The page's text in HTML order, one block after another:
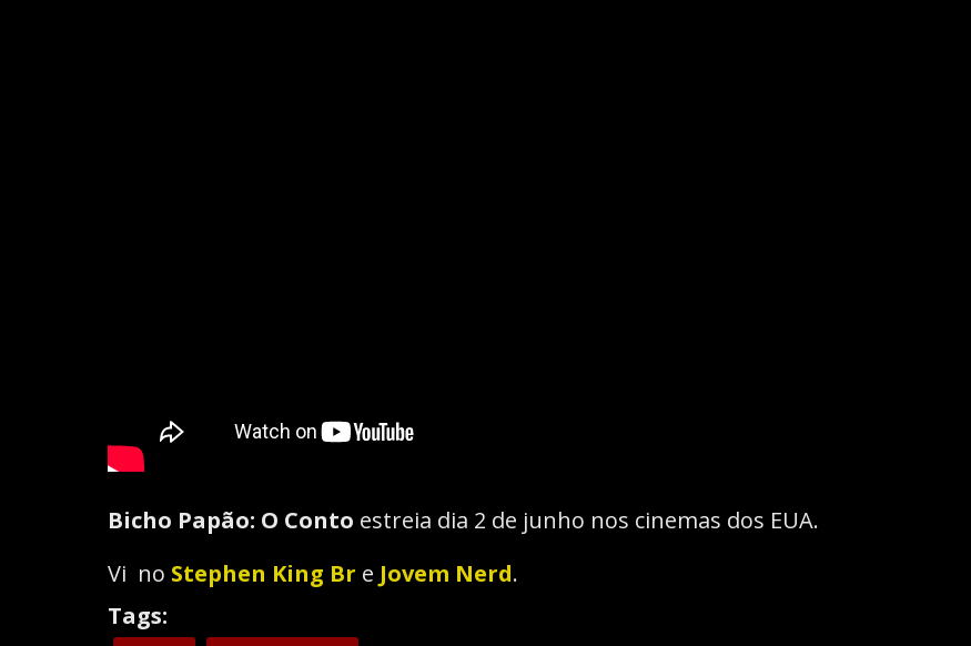
Bicho Papão: O Conto estreia dia 2 de junho nos cinemas dos EUA.
Vi no Stephen King Br e Jovem Nerd.
Tags: